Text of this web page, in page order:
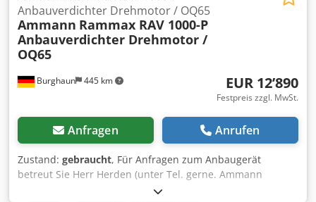
Burghaun 445 km
Anbauverdichter Drehmotor / OQ65
Ammann Rammax RAV 1000-P
Anbauverdichter Drehmotor /
OQ65
EUR 12’890
Festpreis zzgl. MwSt.
Anfragen Anrufen
Zustand: gebraucht, Für Anfragen zum Anbaugerät
betreut Sie Herr Herden (unter Tel. gerne. Ammann
Rammax RAV 1000-P Anbauverdichter / inkl. OilQuick OQ65